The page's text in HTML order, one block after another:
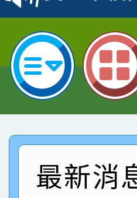
倩參加桃
名 指導
賀！本校
園市英語
指導老師
賀！本校
賽 劉文
臺灣台語
賀！本校
市賽榮獲
創客第三
賀！本校
賽 洪綺
名
賀！本校
倩參加桃
賀！本校
最新消